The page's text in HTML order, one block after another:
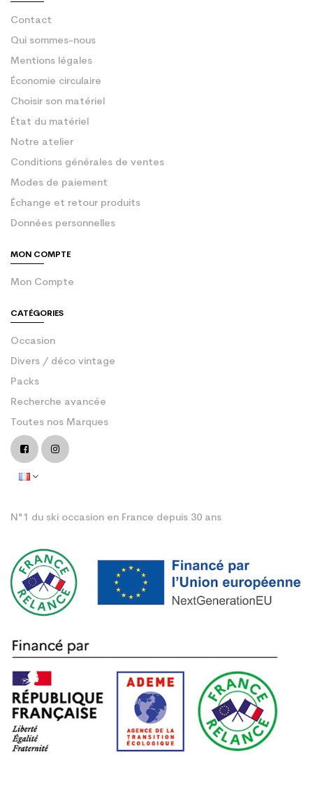
Contact
Qui sommes-nous
Mentions légales
Économie circulaire
Choisir son matériel
État du matériel
Notre atelier
Conditions générales de ventes
Modes de paiement
Échange et retour produits
Données personnelles
MON COMPTE
Mon Compte
CATÉGORIES
Occasion
Divers / déco vintage
Packs
Recherche avancée
Toutes nos Marques
N°1 du ski occasion en France depuis 30 ans